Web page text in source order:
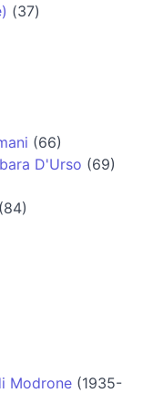
(37)
(66)
D'Urso (69)
(84)
Modrone (1935-